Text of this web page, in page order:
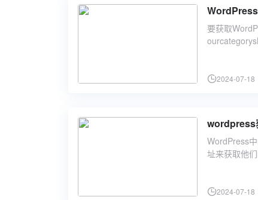
要获取
2024-07-18
wordpress
WordPress
址来获取他
2024-07-18